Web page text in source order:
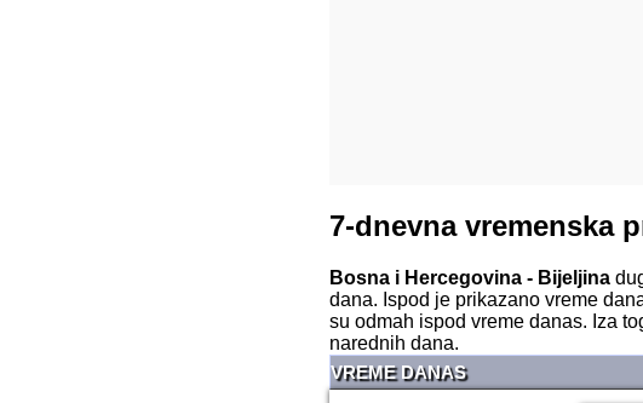
7-dnevna vremenska
Bosna i Hercegovina - Bijeljina
dana. Ispod je prikazano vreme
su odmah ispod vreme danas. Iza
narednih dana.
VREME DANAS